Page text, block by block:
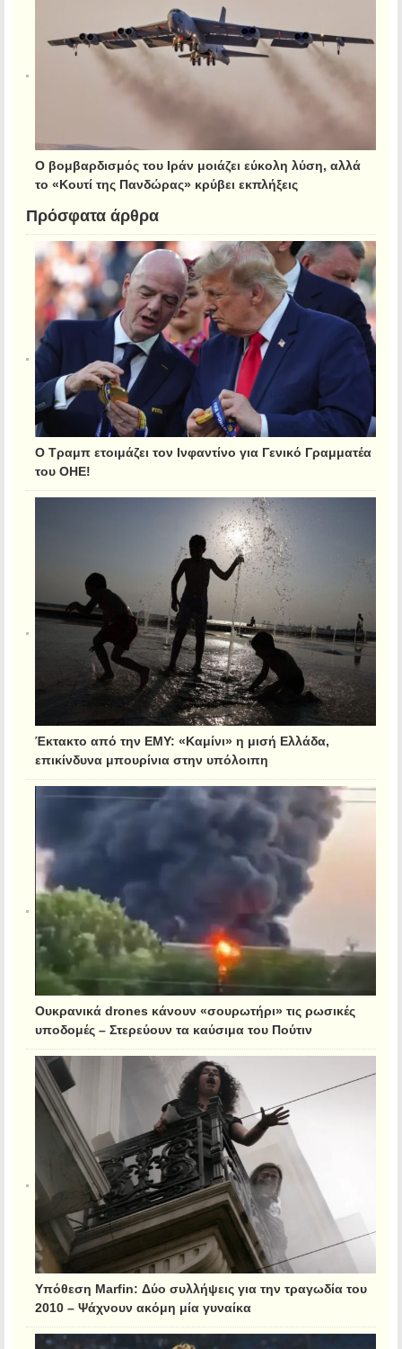
Ο βομβαρδισμός του Ιράν μοιάζει εύκολη λύση, αλλά
το «Κουτί της Πανδώρας» κρύβει εκπλήξεις
Πρόσφατα άρθρα
Ο Τραμπ ετοιμάζει τον Ινφαντίνο για Γενικό Γραμματέα
του ΟΗΕ!
Έκτακτο από την ΕΜΥ: «Καμίνι» η μισή Ελλάδα,
επικίνδυνα μπουρίνια στην υπόλοιπη
Ουκρανικά drones κάνουν «σουρωτήρι» τις ρωσικές
υποδομές – Στερεύουν τα καύσιμα του Πούτιν
Υπόθεση Marfin: Δύο συλλήψεις για την τραγωδία του
2010 – Ψάχνουν ακόμη μία γυναίκα